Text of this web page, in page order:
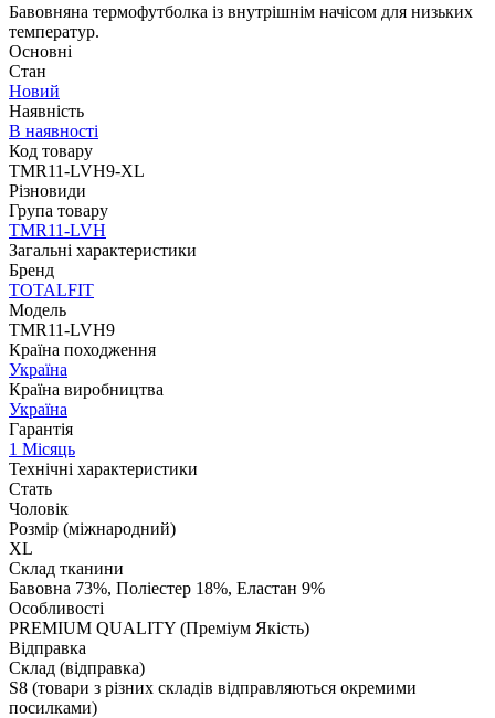
Бавовняна термофутболка із внутрішнім начісом для низьких
температур.
Основні
Стан
Новий
Наявність
В наявності
Код товару
TMR11-LVH9-XL
Різновиди
Група товару
TMR11-LVH
Загальні характеристики
Бренд
TOTALFIT
Модель
TMR11-LVH9
Країна походження
Україна
Країна виробництва
Україна
Гарантія
1 Місяць
Технічні характеристики
Стать
Чоловік
Розмір (міжнародний)
XL
Склад тканини
Бавовна 73%, Поліестер 18%, Еластан 9%
Особливості
PREMIUM QUALITY (Преміум Якість)
Відправка
Склад (відправка)
S8 (товари з різних складів відправляються окремими
посилками)